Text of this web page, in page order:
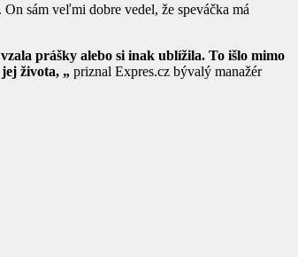
sám veľmi dobre vedel, že speváčka má
prášky alebo si inak ublížila. To išlo mimo
života, „ priznal Expres.cz bývalý manažér